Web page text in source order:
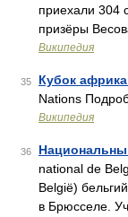
приехали 304
призёры
Википедия
35 Кубок
Nations
Википедия
36
national de
België)
в Брюсселе.